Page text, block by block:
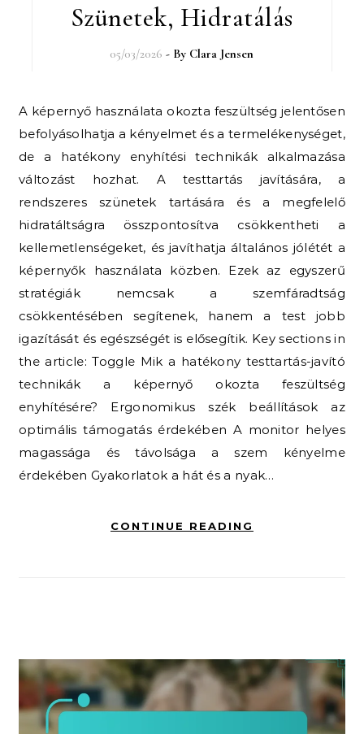
Szünetek, Hidratálás
05/03/2026 - By Clara Jensen
A képernyő használata okozta feszültség jelentősen
befolyásolhatja a kényelmet és a termelékenységet,
de a hatékony enyhítési technikák alkalmazása
változást hozhat. A testtartás javítására, a
rendszeres szünetek tartására és a megfelelő
hidratáltságra összpontosítva csökkentheti a
kellemetlenségeket, és javíthatja általános jólétét a
képernyők használata közben. Ezek az egyszerű
stratégiák nemcsak a szemfáradtság
csökkentésében segítenek, hanem a test jobb
igazítását és egészségét is elősegítik. Key sections in
the article: Toggle Mik a hatékony testtartás-javító
technikák a képernyő okozta feszültség
enyhítésére? Ergonomikus szék beállítások az
optimális támogatás érdekében A monitor helyes
magassága és távolsága a szem kényelme
érdekében Gyakorlatok a hát és a nyak…
CONTINUE READING